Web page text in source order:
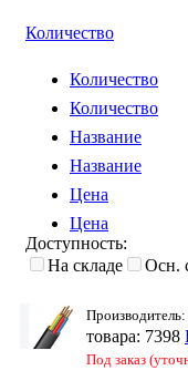
Количество
Количество
Количество
Название
Название
Цена
Цена
Доступность:
На складе
Осн.
товара: 7398
Под заказ